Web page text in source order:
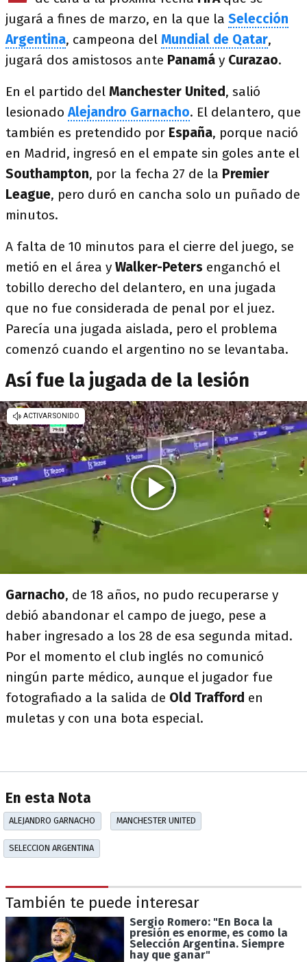
jugará a fines de marzo, en la que la Selección
Argentina, campeona del Mundial de Qatar,
jugará dos amistosos ante Panamá y Curazao.
En el partido del Manchester United, salió
lesionadoAlejandro Garnacho. El delantero, que
también es pretendido por España, porque nació
en Madrid, ingresó en el empate sin goles ante el
Southampton, por la fecha 27 de la Premier
League, pero duró en cancha solo un puñado de
minutos.
A falta de 10 minutos para el cierre del juego, se
metió en el área y Walker-Peters enganchó el
tobillo derecho del delantero, en una jugada
que no fue considerada de penal por el juez.
Parecía una jugada aislada, pero el problema
comenzó cuando el argentino no se levantaba.
Así fue la jugada de la lesión
Garnacho, de 18 años, no pudo recuperarse y
debió abandonar el campo de juego, pese a
haber ingresado a los 28 de esa segunda mitad.
Por el momento el club inglés no comunicó
ningún parte médico, aunque el jugador fue
fotografiado a la salida de Old Trafford en
muletas y con una bota especial.
En esta Nota
ALEJANDRO GARNACHO MANCHESTER UNITED
SELECCION ARGENTINA
También te puede interesar
Sergio Romero: "En Boca la
presión es enorme, es como la
Selección Argentina. Siempre
hay que ganar"